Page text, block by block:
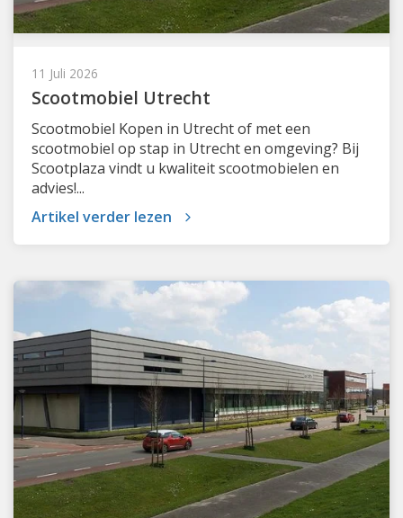
11 Juli 2026
Scootmobiel Utrecht
Scootmobiel Kopen in Utrecht of met een
scootmobiel op stap in Utrecht en omgeving? Bij
Scootplaza vindt u kwaliteit scootmobielen en
advies!...
Artikel verder lezen